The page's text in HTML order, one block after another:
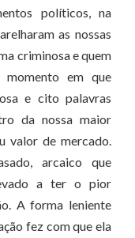
políticos, na
as nossas
criminosa e quem
em que
e cito palavras
da nossa maior
valor de mercado.
arcaico que
a ter o pior
A forma leniente
fez com que ela